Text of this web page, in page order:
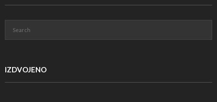
IZDVOJENO